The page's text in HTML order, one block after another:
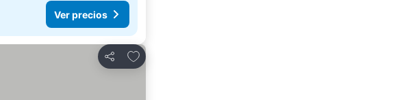
Ver precios
Compartir
Añadir a favoritos